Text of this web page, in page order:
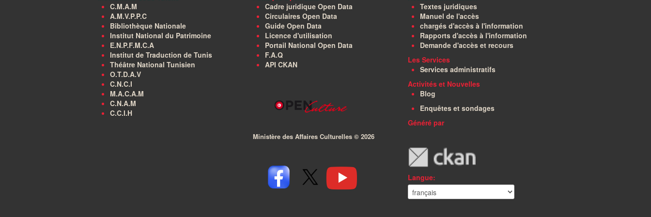
C.M.A.M
A.M.V.P.P.C
Bibliothèque Nationale
Institut National du Patrimoine
E.N.P.F.M.C.A
Institut de Traduction de Tunis
Théâtre National Tunisien
O.T.D.A.V
C.N.C.I
M.A.C.A.M
C.N.A.M
C.C.I.H
Cadre juridique Open Data
Circulaires Open Data
Guide Open Data
Licence d'utilisation
Portail National Open Data
F.A.Q
API CKAN
Ministère des Affaires Culturelles © 2026
Textes juridiques
Manuel de l'accès
chargés d'accès à l'information
Rapports d'accès à l'information
Demande d'accès et recours
Les Services
Services administratifs
Activités et Nouvelles
Blog
Enquêtes et sondages
Généré par
Langue